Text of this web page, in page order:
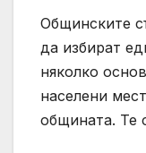
Общинските
да избират
няколко
населени
общината. Те